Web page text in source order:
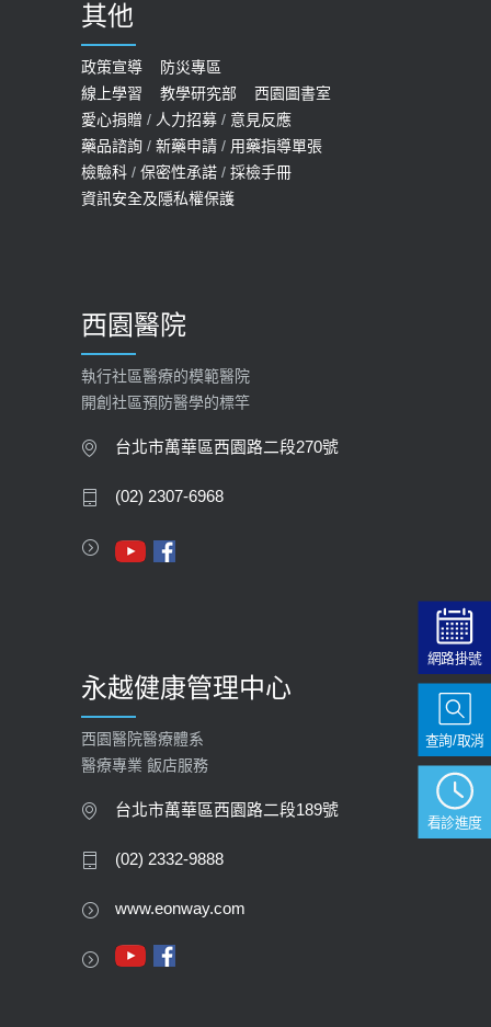
其他
政策宣導
防災專區
線上學習
教學研究部
西園圖書室
愛心捐贈 / 人力招募 / 意見反應
藥品諮詢 / 新藥申請 / 用藥指導單張
檢驗科 / 保密性承諾 / 採檢手冊
資訊安全及隱私權保護
西園醫院
執行社區醫療的模範醫院
開創社區預防醫學的標竿
台北市萬華區西園路二段270號
(02) 2307-6968
永越健康管理中心
西園醫院醫療體系
醫療專業 飯店服務
台北市萬華區西園路二段189號
(02) 2332-9888
www.eonway.com
網路掛號
看診進度
查詢/取消